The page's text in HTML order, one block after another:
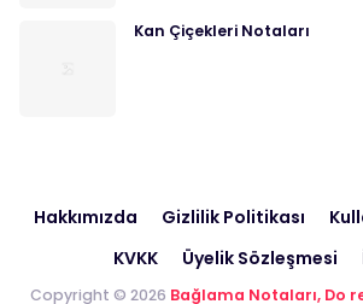
Kan Çiçekleri Notaları
Hakkımızda Gizlilik Politikası
KVKK
Üyelik Sözleşmesi
Copyright © 2026 Bağlama Notaları, Do